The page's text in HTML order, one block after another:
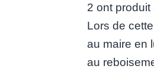
2 ont
Lors de
au maire en
au